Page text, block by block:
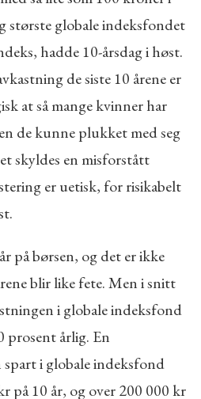
største globale indeksfondet
hadde 10-årsdag i høst.
de siste 10 årene er
at så mange kvinner har
de kunne plukket med seg
skyldes en misforstått
er uetisk, for risikabelt
på børsen, og det er ikke
blir like fete. Men i snitt
i globale indeksfond
prosent årlig. En
i globale indeksfond
på 10 år, og over 200 000 kr